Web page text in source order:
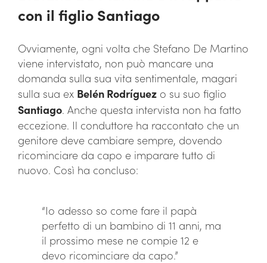
con il figlio Santiago
Ovviamente, ogni volta che Stefano De Martino
viene intervistato, non può mancare una
domanda sulla sua vita sentimentale, magari
sulla sua ex Belén Rodríguez o su suo figlio
Santiago. Anche questa intervista non ha fatto
eccezione. Il conduttore ha raccontato che un
genitore deve cambiare sempre, dovendo
ricominciare da capo e imparare tutto di
nuovo. Così ha concluso:
“Io adesso so come fare il papà
perfetto di un bambino di 11 anni, ma
il prossimo mese ne compie 12 e
devo ricominciare da capo.”